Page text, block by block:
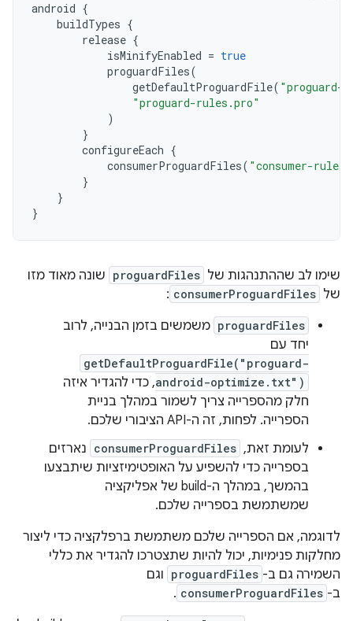
android {
buildTypes {
release {
isMinifyEnabled = true
proguardFiles(
getDefaultProguardFile( "proguard-
"proguard-rules.pro"
)
}
configureEach {
consumerProguardFiles( "consumer-
}
}
}
שימו לב שההתנהגות של proguardFiles שונה מאוד מזו
של consumerProguardFiles
:
proguardFiles משמשים בזמן הבנייה, לרוב
יחד עם
getDefaultProguardFile("proguard-
android-optimize.txt"), כדי להגדיר איזה
חלק מהספרייה צריך לשמור במהלך בניית
הספרייה. לפחות, זה ה-API הציבורי שלכם.
לעומת זאת, consumerProguardFiles נארזים
בספרייה כדי להשפיע על האופטימיזציות שיתבצעו
בהמשך, במהלך ה-build של אפליקציה
שמשתמשת בספרייה שלכם.
לדוגמה, אם הספרייה שלכם משתמשת ברפלקציה כדי ליצור
מחלקות פנימיות, יכול להיות שתצטרכו להגדיר את כללי
השמירה גם ב- proguardFiles וגם
ב- consumerProguardFiles
.